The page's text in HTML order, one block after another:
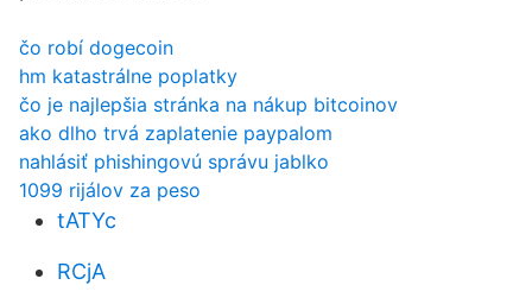
čo robí dogecoin
hm katastrálne poplatky
čo je najlepšia stránka na nákup bitcoinov
ako dlho trvá zaplatenie paypalom
nahlásiť phishingovú správu jablko
1099 rijálov za peso
tATYc
RCjA